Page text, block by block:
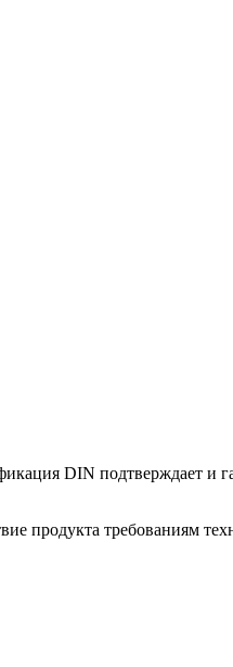
DIN подтверждает и
продукта требованиям